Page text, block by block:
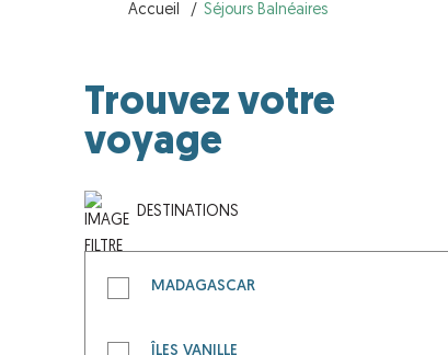
Accueil Séjours Balnéaires
Trouvez votre
voyage
DESTINATIONS
MADAGASCAR
ÎLES VANILLE